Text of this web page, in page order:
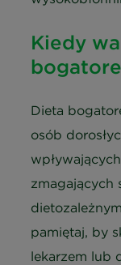
Kiedy
Dieta
osób
zmagających
pamiętaj, by
lekarzem lub